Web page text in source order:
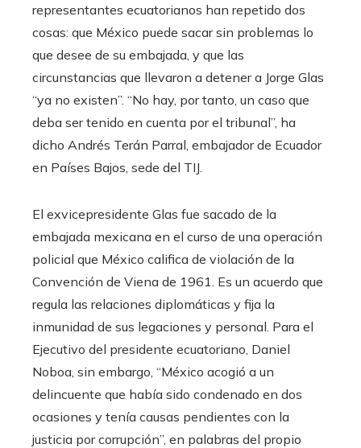
representantes ecuatorianos han repetido dos
cosas: que México puede sacar sin problemas lo
que desee de su embajada, y que las
circunstancias que llevaron a detener a Jorge Glas
“ya no existen”. “No hay, por tanto, un caso que
deba ser tenido en cuenta por el tribunal”, ha
dicho Andrés Terán Parral, embajador de Ecuador
en Países Bajos, sede del TIJ.
El exvicepresidente Glas fue sacado de la
embajada mexicana en el curso de una operación
policial que México califica de violación de la
Convención de Viena de 1961. Es un acuerdo que
regula las relaciones diplomáticas y fija la
inmunidad de sus legaciones y personal. Para el
Ejecutivo del presidente ecuatoriano, Daniel
Noboa, sin embargo, “México acogió a un
delincuente que había sido condenado en dos
ocasiones y tenía causas pendientes con la
justicia por corrupción”, en palabras del propio